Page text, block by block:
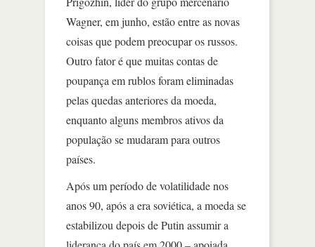
Wagner, em junho, estão entre as novas
coisas que podem preocupar os russos.
Outro fator é que muitas contas de
poupança em rublos foram eliminadas
pelas quedas anteriores da moeda,
enquanto alguns membros ativos da
população se mudaram para outros
países.
Após um período de volatilidade nos
anos 90, após a era soviética, a moeda se
estabilizou depois de Putin assumir a